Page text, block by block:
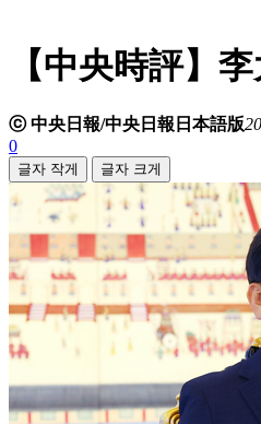
【中央時評】
ⓒ 中央日報/中央日報日本語版
0
글자 작게 글자 크게